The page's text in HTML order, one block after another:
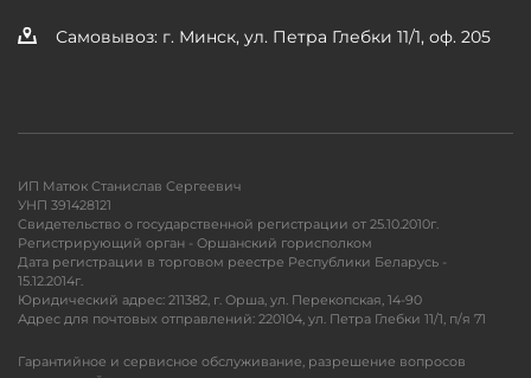
Самовывоз: г. Минск, ул. Петра Глебки 11/1, оф. 205
ИП Матюк Станислав Сергеевич
УНП 391428121
Свидетельство о государственной регистрации от 25.10.2010г.
Регистрирующий орган - Оршанский горисполком
Дата регистрации в торговом реестре Республики Беларусь -
15.12.2014г.
Юридический адрес: 211382, г. Орша, ул. Перекопская, 14-90
Адрес для почтовых отправлений: 220104, ул. Петра Глебки 11/1, п/я 71
Гарантийное и сервисное обслуживание, разрешение вопросов